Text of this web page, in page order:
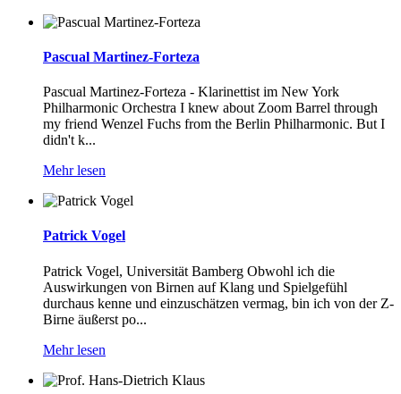
Pascual Martinez-Forteza
Pascual Martinez-Forteza - Klarinettist im New York
Philharmonic Orchestra I knew about Zoom Barrel through
my friend Wenzel Fuchs from the Berlin Philharmonic. But I
didn't k...
Mehr lesen
Patrick Vogel
Patrick Vogel, Universität Bamberg Obwohl ich die
Auswirkungen von Birnen auf Klang und Spielgefühl
durchaus kenne und einzuschätzen vermag, bin ich von der Z-
Birne äußerst po...
Mehr lesen